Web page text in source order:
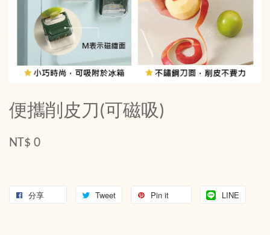
便攜削皮刀(可磁吸)
NT$ 0
分享 Tweet Pin it LINE